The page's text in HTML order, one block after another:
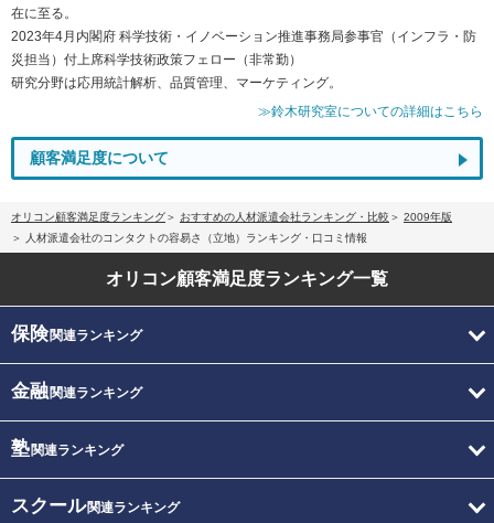
在に至る。
2023年4月内閣府 科学技術・イノベーション推進事務局参事官（インフラ・防
災担当）付上席科学技術政策フェロー（非常勤）
研究分野は応用統計解析、品質管理、マーケティング。
≫鈴木研究室についての詳細はこちら
顧客満足度について
オリコン顧客満足度ランキング おすすめの人材派遣会社ランキング・比較
2009年版
人材派遣会社のコンタクトの容易さ（立地）ランキング・口コミ情報
オリコン顧客満足度ランキング一覧
保険関連ランキング
金融関連ランキング
塾関連ランキング
スクール関連ランキング